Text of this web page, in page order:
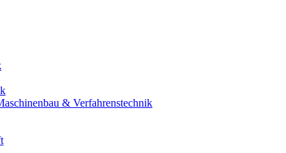
& Verfahrenstechnik